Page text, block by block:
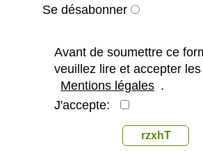
Se désabonner
Avant de soumettre ce
veuillez lire et accepter les
Mentions légales .
J'accepte:
rzxhT